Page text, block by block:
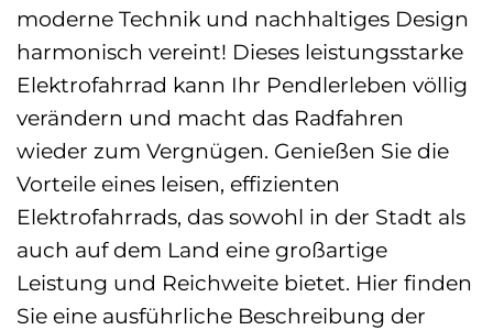
moderne Technik und nachhaltiges Design
harmonisch vereint! Dieses leistungsstarke
Elektrofahrrad kann Ihr Pendlerleben völlig
verändern und macht das Radfahren
wieder zum Vergnügen. Genießen Sie die
Vorteile eines leisen, effizienten
Elektrofahrrads, das sowohl in der Stadt als
auch auf dem Land eine großartige
Leistung und Reichweite bietet. Hier finden
Sie eine ausführliche Beschreibung der